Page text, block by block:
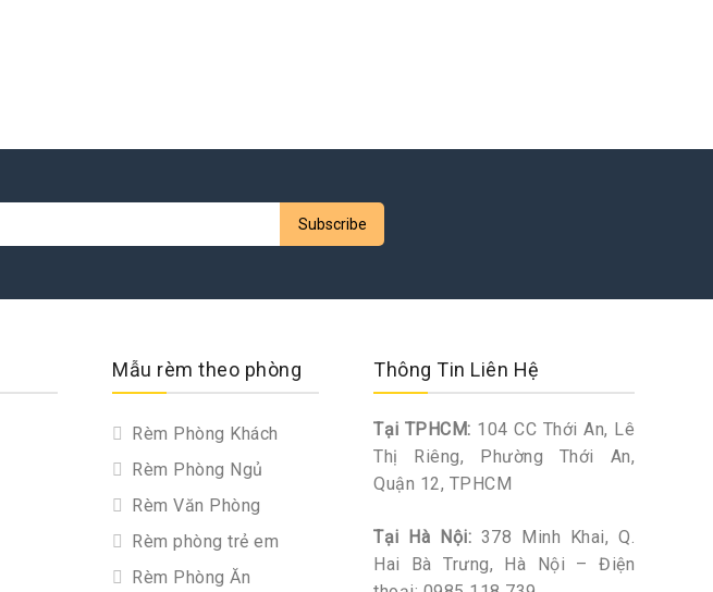
Mẫu rèm theo phòng
Rèm Phòng Khách
Rèm Phòng Ngủ
Rèm Văn Phòng
Rèm phòng trẻ em
Rèm Phòng Ăn
Thông Tin Liên Hệ
Tại TPHCM: 104 CC Thới An, Lê
Thị Riêng, Phường Thới An,
Quận 12, TPHCM
Tại Hà Nội: 378 Minh Khai, Q.
Hai Bà Trưng, Hà Nội – Điện